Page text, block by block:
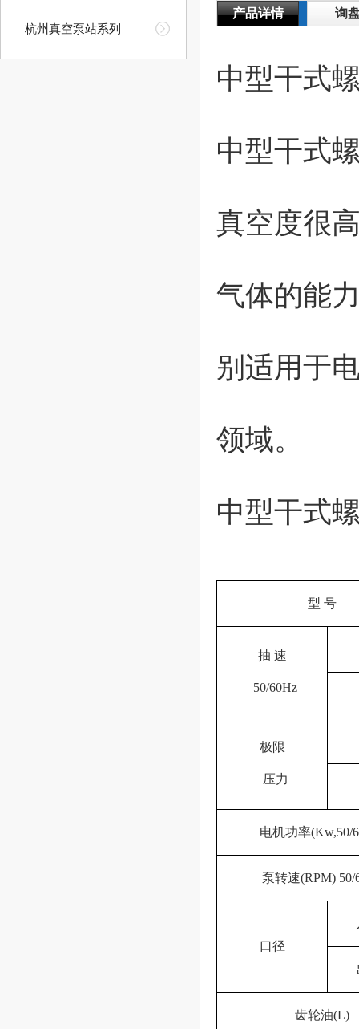
杭州真空泵站系列
产品详情 询
中型干式
中型干式
真空度很
气体的能
别适用于
领域。
中型干式
型 号
抽 速
50/60Hz
极限
压力
电机功率(Kw,50/
泵转速(RPM) 50/
口径
齿轮油(L)